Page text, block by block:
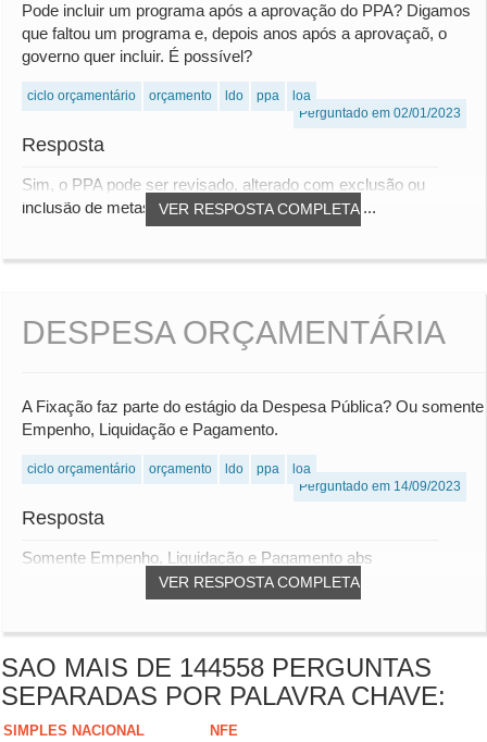
Pode incluir um programa após a aprovação do PPA? Digamos
que faltou um programa e, depois anos após a aprovaçaõ, o
governo quer incluir. É possível?
ciclo orçamentário orçamento ldo ppa
loa
Perguntado em 02/01/2023
Resposta
VER RESPOSTA COMPLETA
Sim, o PPA pode ser revisado, alterado com exclusão ou
inclusão de metas e programas ( salvo algumas...
DESPESA ORÇAMENTÁRIA
A Fixação faz parte do estágio da Despesa Pública? Ou somente
Empenho, Liquidação e Pagamento.
ciclo orçamentário orçamento ldo ppa
loa
Perguntado em 14/09/2023
Resposta
VER RESPOSTA COMPLETA
Somente Empenho, Liquidação e Pagamento abs
SAO MAIS DE 144558 PERGUNTAS
SEPARADAS POR PALAVRA CHAVE:
SIMPLES NACIONAL NFE